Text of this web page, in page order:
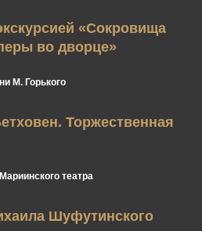
«Сокровища
во дворце»
М. Горького
Торжественная
театра
Шуфутинского